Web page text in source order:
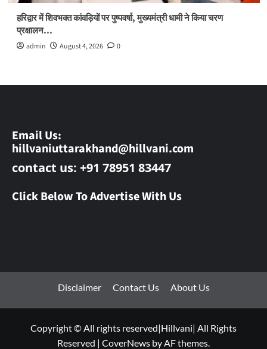
हरिद्वार में शिवभक्त कांवड़ियों पर पुष्पवर्षा, मुख्यमंत्री धामी ने किया चरण
प्रक्षालन…
admin August 4, 2026 0
Email Us:
hillvaniuttarakhand@hillvani.com
contact us: +91 78951 83447
Click Below To Advertise With Us
Disclaimer Contact Us About Us
Copyright © All rights reserved|Hillvani| All Rights
Reserved | CoverNews by AF themes.